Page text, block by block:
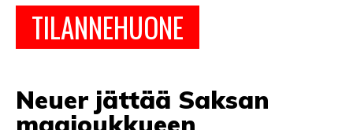
TILANNEHUONE
Neuer jättää Saksan
PESÄPALLO
VIDEOT
JALKAPALLO